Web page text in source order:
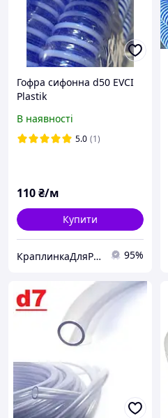
Гофра сифонна d50 EVCI
Plastik
В наявності
5.0 (1)
110₴/м
Купити
КраплинкаДляРослинки 95%